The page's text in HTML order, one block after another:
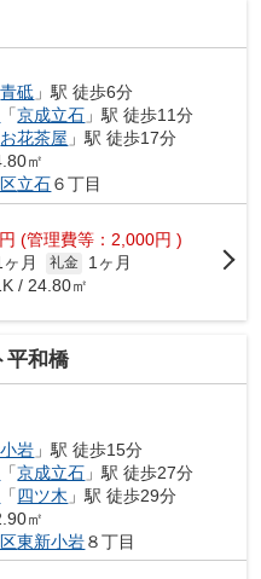
青砥 」駅 徒歩6分
「京成立石 」駅 徒歩11分
お花茶屋 」駅 徒歩17分
㎡
立石６丁目
円 (管理費等：2,000円 )
ヶ月 礼金
1ヶ月
/ 24.80㎡
平和橋
岩 」駅 徒歩15分
「京成立石 」駅 徒歩27分
「四ツ木 」駅 徒歩29分
㎡
東新小岩８丁目